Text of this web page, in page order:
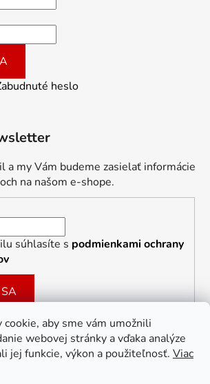
cookie, aby sme vám umožnili
webovej stránky a vďaka analýze
jej funkcie, výkon a použiteľnosť. Viac
heslo
a my Vám budeme zasielať informácie
na našom e-shope.
súhlasíte s podmienkami ochrany